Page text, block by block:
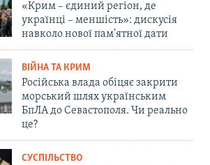
«Крим – єдиний регіон, де
українці – меншість»: дискусія
навколо нової пам'ятної дати
ВІЙНА ТА КРИМ
Російська влада обіцяє закрити
морський шлях українським
БпЛА до Севастополя. Чи реально
це?
СУСПІЛЬСТВО